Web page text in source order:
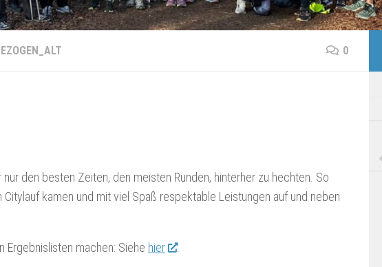
0
den besten Zeiten, den meisten Runden, hinterher zu hechten. So
kamen und mit viel Spaß respektable Leistungen auf und neben
Ergebnislisten machen: Siehe hier .